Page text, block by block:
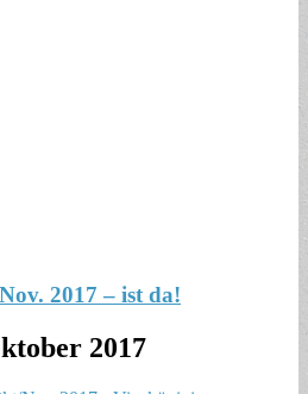
2017 – ist da!
2017